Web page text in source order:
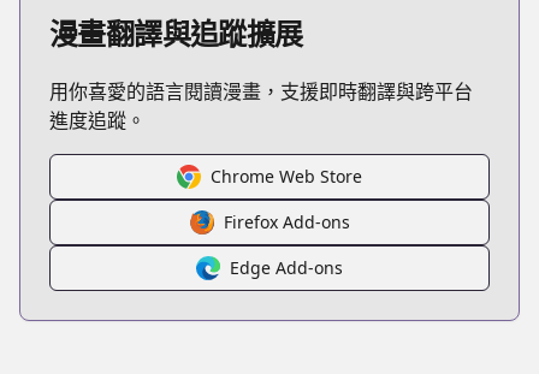
漫畫翻譯與追蹤擴展
用你喜愛的語言閱讀漫畫，支援即時翻譯與跨平台
進度追蹤。
Chrome Web Store
Firefox Add-ons
Edge Add-ons